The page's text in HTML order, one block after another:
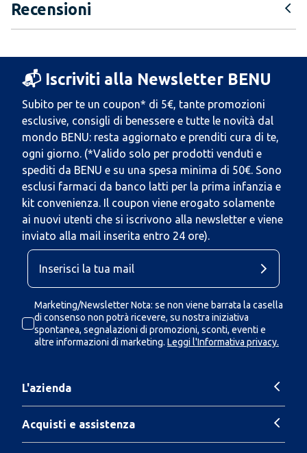
Recensioni
📬 Iscriviti alla Newsletter BENU
Subito per te un coupon* di 5€, tante promozioni
esclusive, consigli di benessere e tutte le novità dal
mondo BENU: resta aggiornato e prenditi cura di te,
ogni giorno. (*Valido solo per prodotti venduti e
spediti da BENU e su una spesa minima di 50€. Sono
esclusi farmaci da banco latti per la prima infanzia e
kit convenienza. Il coupon viene erogato solamente
ai nuovi utenti che si iscrivono alla newsletter e viene
inviato alla mail inserita entro 24 ore).
Marketing/Newsletter Nota: se non viene barrata la casella
di consenso non potrà ricevere, su nostra iniziativa
spontanea, segnalazioni di promozioni, sconti, eventi e
altre informazioni di marketing. Leggi l'Informativa privacy.
L'azienda
Acquisti e assistenza